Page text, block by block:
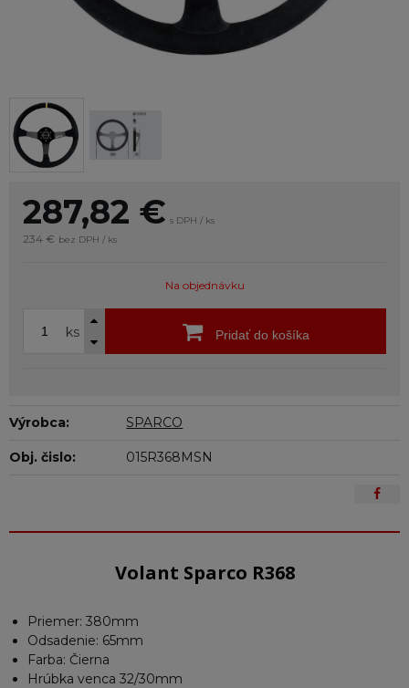
287,82 € s DPH / ks
234 € bez DPH / ks
Na objednávku
ks Pridať do košíka
Výrobca: SPARCO
Obj. čislo: 015R368MSN
Volant Sparco R368
Priemer: 380mm
Odsadenie: 65mm
Farba: Čierna
Hrúbka venca 32/30mm